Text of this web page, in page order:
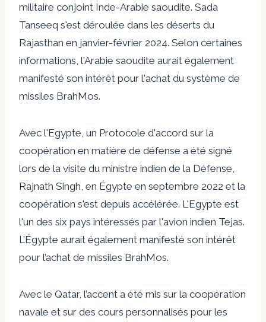
militaire conjoint Inde-Arabie saoudite. Sada
Tanseeq s'est déroulée dans les déserts du
Rajasthan en janvier-février 2024. Selon certaines
informations, l'Arabie saoudite aurait également
manifesté son intérêt pour l'achat du système de
missiles BrahMos.
Avec l'Egypte, un Protocole d'accord sur la
coopération en matière de défense a été signé
lors de la visite du ministre indien de la Défense,
Rajnath Singh, en Égypte en septembre 2022 et la
coopération s'est depuis accélérée. L'Egypte est
l'un des six pays intéressés par l'avion indien Tejas.
L’Égypte aurait également manifesté son intérêt
pour l’achat de missiles BrahMos.
Avec le Qatar, l’accent a été mis sur la coopération
navale et sur des cours personnalisés pour les